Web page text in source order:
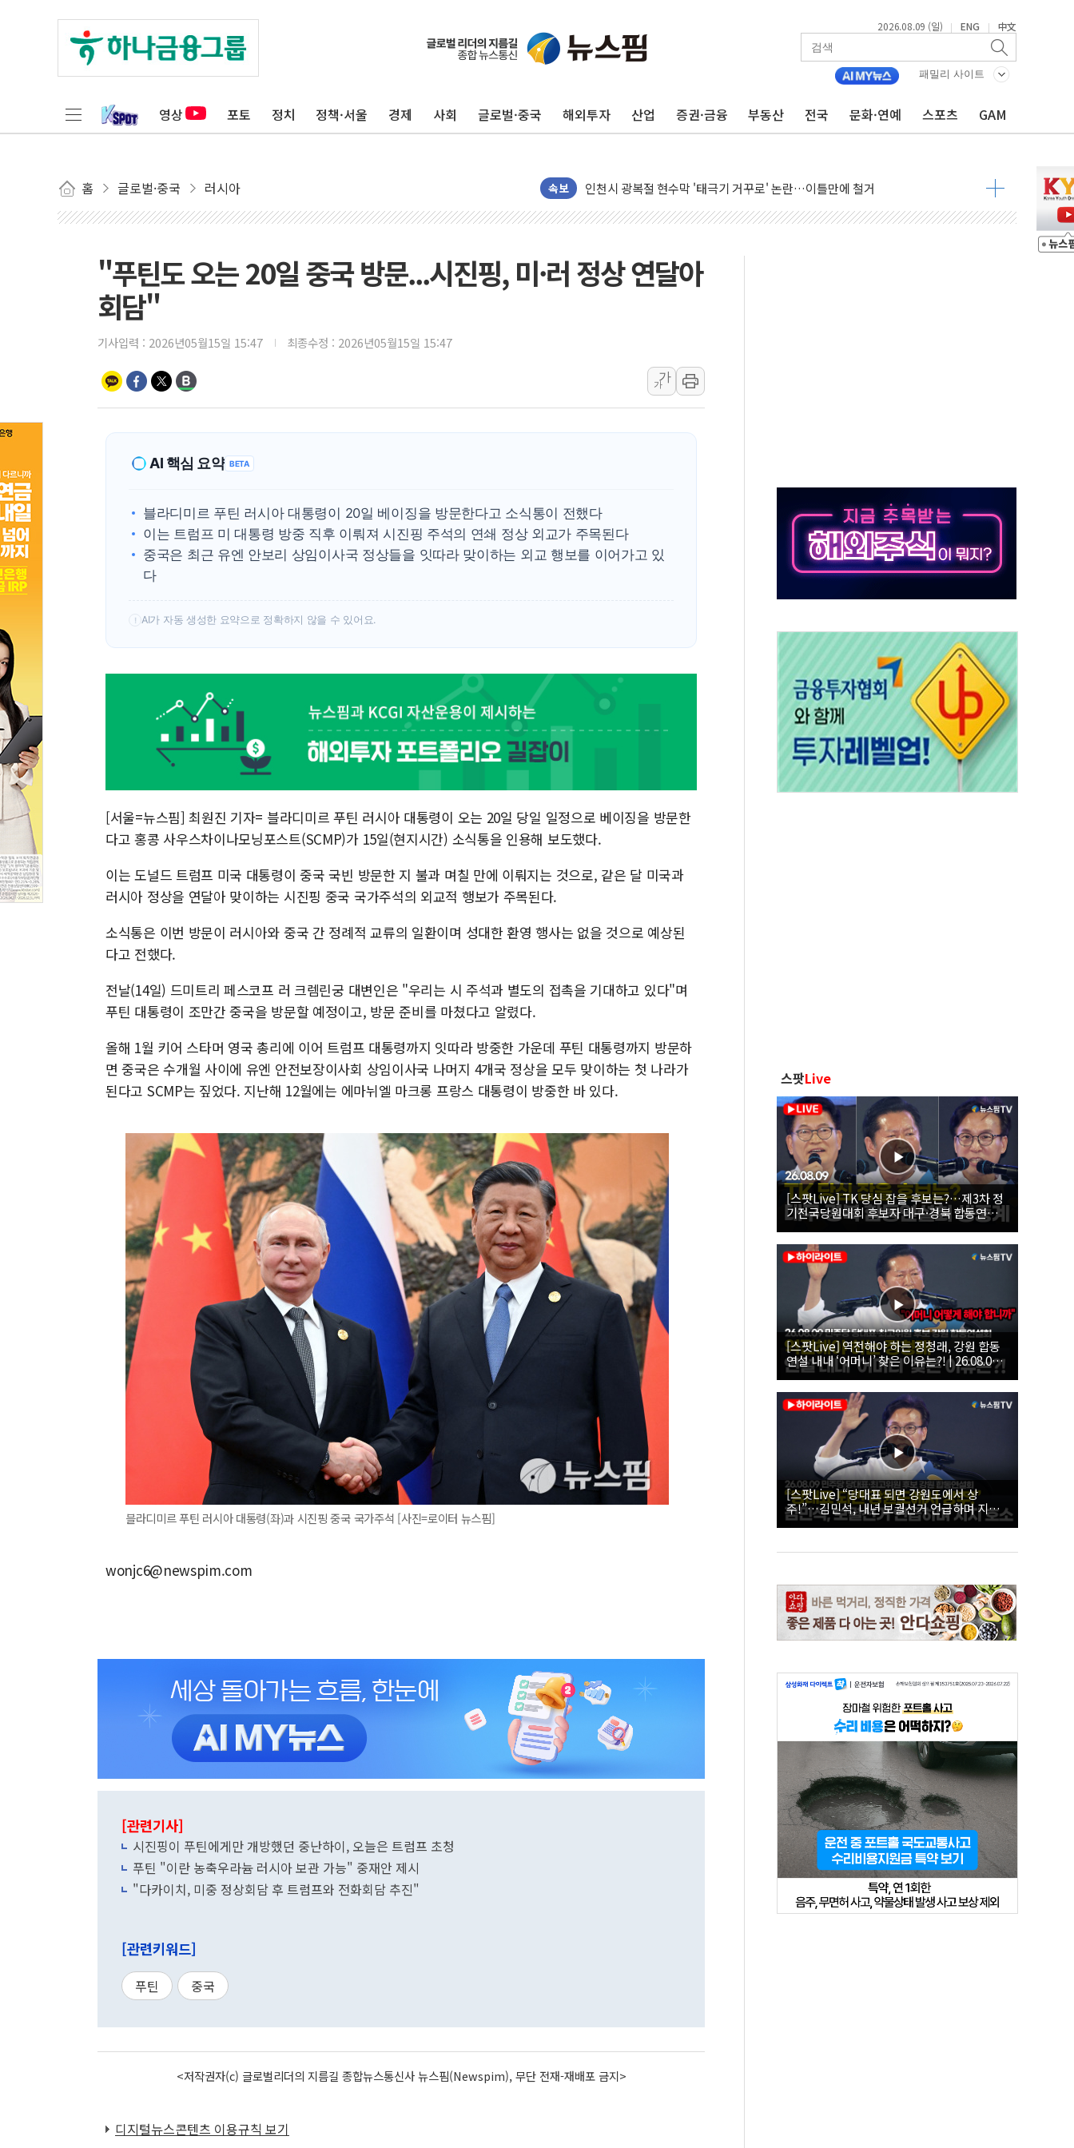
2026.08.09 (일) | ENG | 中文
패밀리 사이트
영상 포토 정치 정책·서울 경제 사회 글로벌·중국 해외투자 산업 증권·금융 부동산 전국 문화·연예 스포츠 GAM
홈 글로벌·중국 러시아 속보
최태원, 노소영에 9440억 지급 확정되나…재상고 앞두고 막판 셈법
하나금융, 명동 소상공인에 '행복상자' 전달
병무청, 보충역 전면 손질… 예술·체육요원 최대 33% 감축
홈플러스發 대형마트 판매, 역대 최대폭 감소한 9.4%↓…유통업계 양극화 심화
'호우·산사태 주의보' 울진 시간당 30mm 강한 비...호우 피해 없어
여야, 황희 '버스 하우스' 공방…野 "청년 우롱 기괴" vs 與 "송구한 해프닝"
경인고속도로서 차량 4대 연쇄 추돌…7세 남아 등 4명 부상
"AI가 먼저 알아채고 고친다"…LG유플러스, AI 홈네트워크 구현 첫발
한수원 "폭염 속 전력수급 이상무"…김회천 사장, 원전 현장점검
박형수 의원 '선관위 견제·감독 강화' 2개 법 대표 발의
장동혁, 李 대통령에 "결혼 페널티 만든 건 이 정권…신생아 특례 대출까지 줄여"
정부, 독도 조사활동 日 항의에 "수용할 수 없다" 반박
"푸틴도 오는 20일 중국 방문...시진핑, 미·러 정상 연달아
회담"
기사입력 : 2026년05월15일 15:47 최종수정 : 2026년05월15일 15:47
가
가
AI 핵심 요약 BETA
블라디미르 푸틴 러시아 대통령이 20일 베이징을 방문한다고 소식통이 전했다
이는 트럼프 미 대통령 방중 직후 이뤄져 시진핑 주석의 연쇄 정상 외교가 주목된다
중국은 최근 유엔 안보리 상임이사국 정상들을 잇따라 맞이하는 외교 행보를 이어가고 있
다
! AI가 자동 생성한 요약으로 정확하지 않을 수 있어요.
[서울=뉴스핌] 최원진 기자= 블라디미르 푸틴 러시아 대통령이 오는 20일 당일 일정으로 베이징을 방문한
다고 홍콩 사우스차이나모닝포스트(SCMP)가 15일(현지시간) 소식통을 인용해 보도했다.
이는 도널드 트럼프 미국 대통령이 중국 국빈 방문한 지 불과 며칠 만에 이뤄지는 것으로, 같은 달 미국과
러시아 정상을 연달아 맞이하는 시진핑 중국 국가주석의 외교적 행보가 주목된다.
소식통은 이번 방문이 러시아와 중국 간 정례적 교류의 일환이며 성대한 환영 행사는 없을 것으로 예상된
다고 전했다.
전날(14일) 드미트리 페스코프 러 크렘린궁 대변인은 "우리는 시 주석과 별도의 접촉을 기대하고 있다"며
푸틴 대통령이 조만간 중국을 방문할 예정이고, 방문 준비를 마쳤다고 알렸다.
올해 1월 키어 스타머 영국 총리에 이어 트럼프 대통령까지 잇따라 방중한 가운데 푸틴 대통령까지 방문하
면 중국은 수개월 사이에 유엔 안전보장이사회 상임이사국 나머지 4개국 정상을 모두 맞이하는 첫 나라가
된다고 SCMP는 짚었다. 지난해 12월에는 에마뉘엘 마크롱 프랑스 대통령이 방중한 바 있다.
블라디미르 푸틴 러시아 대통령(좌)과 시진핑 중국 국가주석 [사진=로이터 뉴스핌]
wonjc6@newspim.com
[관련기사]
시진핑이 푸틴에게만 개방했던 중난하이, 오늘은 트럼프 초청
푸틴 "이란 농축우라늄 러시아 보관 가능" 중재안 제시
"다카이치, 미중 정상회담 후 트럼프와 전화회담 추진"
[관련키워드]
푸틴 중국
<저작권자(c) 글로벌리더의 지름길 종합뉴스통신사 뉴스핌(Newspim), 무단 전재-재배포 금지>
디지털뉴스콘텐츠 이용규칙 보기
스팟Live
[스팟Live] TK 당심 잡을 후보는?…제3차 정
기전국당원대회 후보자 대구·경북 합동연설
회 생중계 | 26.08.09
[스팟Live] 역전해야 하는 정청래, 강원 합동
연설 내내 ‘어머니’ 찾은 이유는?! | 26.08.09
더불어민주당 당대표·최고위원 후보 강원 합
동연설회
[스팟Live] “당대표 되면 강원도에서 상
주!”…김민석, 내년 보궐선거 언급하며 지지
호소 | 26.08.09 더불어민주당 당대표·최고위